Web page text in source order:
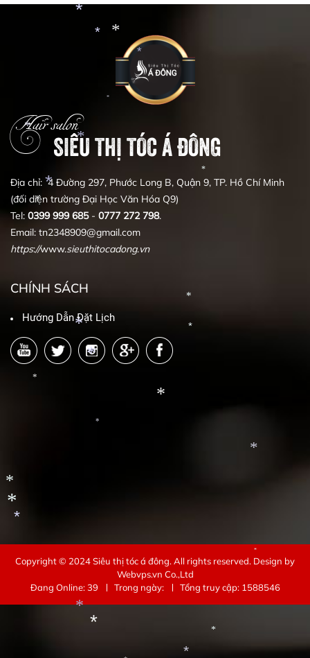
*
*
*
*
*
*
*
Hair salon
SIÊU THỊ TÓC Á ĐÔNG
Địa chỉ: 4 Đường 297, Phước Long B, Quận 9, TP. Hồ Chí Minh
(đối diện trường Đại Học Văn Hóa Q9)
Tel: 0399 999 685- 0777 272 798.
Email: tn2348909@gmail.com
https://www.sieuthitocadong.vn
CHÍNH SÁCH
Hướng Dẫn Đặt Lịch
Copyright © 2024Siêu thị tóc á đông. All rights reserved. Design by
Webvps.vn Co.,Ltd
Đang Online: 39
Trong ngày: Tổng truy cập: 1588546